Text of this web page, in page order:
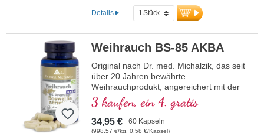
Qualitätskriterien von Dr. med. Michalzik.
Schonend und nachhaltig aus
sichere Anwendung beim Menschen.
Dr. med. Michalzik steht mit seinem
Namen für die erstklassige langbewährte
Qualität. Schonende Extraktion mit
Lebensmittelethanol für die beste
Extraktion.
Biotikon in Indien extrahiert.
Details
Weihrauch BS-85 AKBA
Original nach Dr. med. Michalzik, das seit
über 20 Jahren bewährte
Weihrauchprodukt, angereichert mit der
wertvollen AKBA Boswelliasäure (Acetyl-
11-keto-β-Boswelliasäure)
Das erste hochdosierte Weihrauch-
Produkt mit 85% Boswellia-Säuren auf
3 kaufen, ein 4. gratis
34,95 € 60 Kapseln
(998,57 €/kg, 0,58 €/Kapsel)